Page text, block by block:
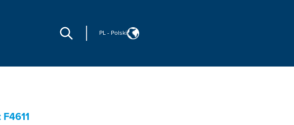
PL - Polski
F4611